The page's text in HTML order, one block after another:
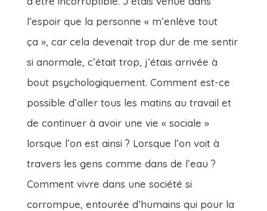
l’espoir que la personne « m’enlève tout
ça », car cela devenait trop dur de me sentir
si anormale, c’était trop, j’étais arrivée à
bout psychologiquement. Comment est-ce
possible d’aller tous les matins au travail et
de continuer à avoir une vie « sociale »
lorsque l’on est ainsi ? Lorsque l’on voit à
travers les gens comme dans de l’eau ?
Comment vivre dans une société si
corrompue, entourée d’humains qui pour la